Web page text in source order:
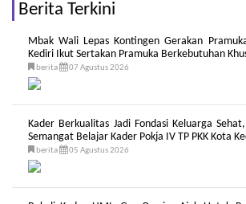
Berita Terkini
Mbak Wali Lepas Kontingen Gerakan
Kediri Ikut Sertakan Pramuka Berkebutuhan
berita 07 Agustus 2026
Kader Berkualitas Jadi Fondasi Keluarga
Semangat Belajar Kader Pokja IV TP PKK Kota
berita 05 Agustus 2026